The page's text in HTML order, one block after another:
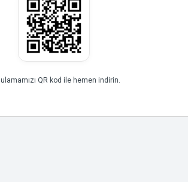
QR kod ile hemen indirin.